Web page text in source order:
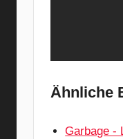
Ähnliche
Garbage -